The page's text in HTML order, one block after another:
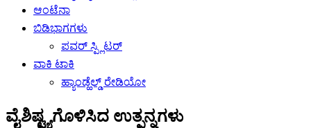
ಆಂಟೆನಾ
ಬಿಡಿಭಾಗಗಳು
ಪವರ್ ಸ್ಪ್ಲಿಟರ್
ವಾಕಿ ಟಾಕಿ
ಹ್ಯಾಂಡ್ಹೆಲ್ಡ್ ರೇಡಿಯೋ
ವೈಶಿಷ್ಟ್ಯಗೊಳಿಸಿದ ಉತ್ಪನ್ನಗಳು